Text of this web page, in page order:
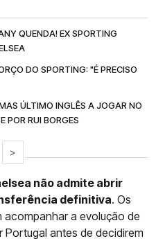
QUENDA! EX SPORTING
DO SPORTING: "É PRECISO
ÚLTIMO INGLÊS A JOGAR NO
POR RUI BORGES
>
não admite abrir
definitiva. Os
acompanhar a evolução de
Portugal antes de decidirem